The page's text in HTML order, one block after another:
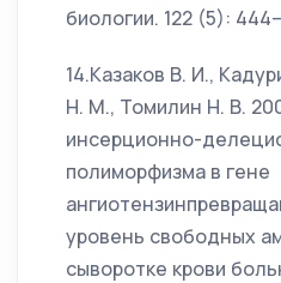
биологии. 122 (5):
14.Казаков В. И.,
Н. М., Томилин Н. В.
инсерционно-
полиморфизма в гене
уровень свободных
сыворотке крови